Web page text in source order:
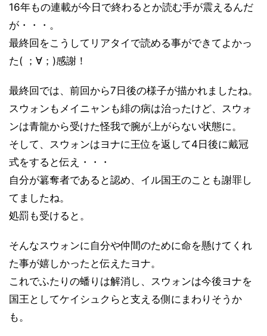
16年もの連載が今日で終わるとか読む手が震えるんだ
が・・・。
最終回をこうしてリアタイで読める事ができてよかっ
た( ；∀；)感謝！
最終回では、前回から7日後の様子が描かれましたね。
スウォンもメイニャンも緋の病は治ったけど、スウォ
ンは青龍から受けた怪我で腕が上がらない状態に。
そして、スウォンはヨナに王位を返して4日後に戴冠
式をすると伝え・・・
自分が簒奪者であると認め、イル国王のことも謝罪し
てましたね。
処罰も受けると。
そんなスウォンに自分や仲間のために命を懸けてくれ
た事が嬉しかったと伝えたヨナ。
これでふたりの蟠りは解消し、スウォンは今後ヨナを
国王としてケイシュクらと支える側にまわりそうか
も。